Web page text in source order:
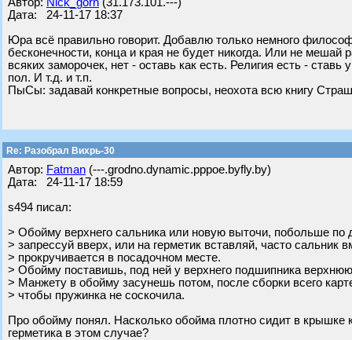
Дата: 24-11-17 18:37
Юра всё правильно говорит. Добавлю только немного
бесконечности, конца и края не будет никогда. Или не мешай
всяких заморочек, нет - оставь как есть. Религия есть -
пол. И т.д. и т.п.
ПыСы: задавай конкретные вопросы, неохота всю книгу
Re: Разобрал Вихрь-30
Автор: Fatman (---.grodno.dynamic.pppoe.byfly.by)
Дата: 24-11-17 18:59
s494 писал:
> Обойму верхнего сальника или новую выточи, побольше по
> запрессуй вверх, или на герметик вставляй, часто сальник
> прокручивается в посадочном месте.
> Обойму поставишь, под ней у верхнего подшипника
> Манжету в обойму засунешь потом, после сборки всего
> чтобы пружинка не соскочила.
Про обойму понял. Насколько обойма плотно сидит в крышке
герметика в этом случае?